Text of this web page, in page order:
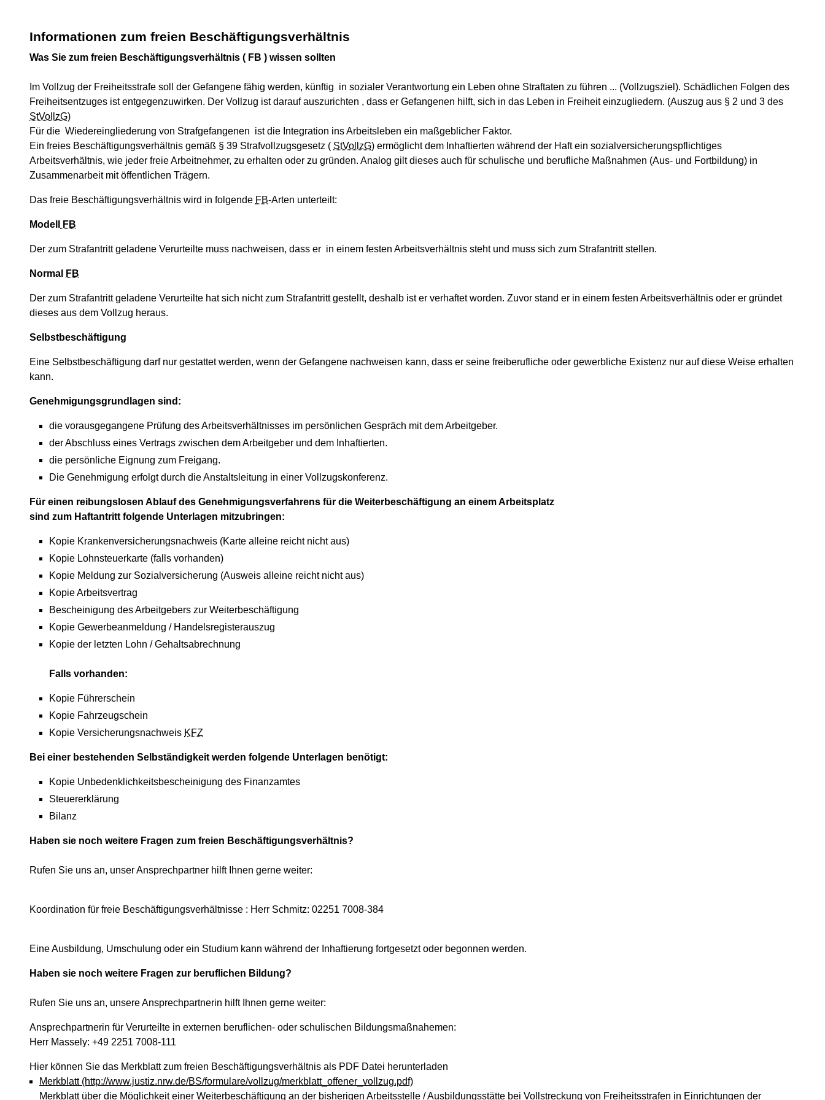
Informationen zum freien Beschäftigungsverhältnis
Was Sie zum freien Beschäftigungsverhältnis ( FB ) wissen sollten
Im Vollzug der Freiheitsstrafe soll der Gefangene fähig werden, künftig in sozialer Verantwortung ein Leben ohne Straftaten zu führen ... (Vollzugsziel). Schädlichen Folgen des
Freiheitsentzuges ist entgegenzuwirken. Der Vollzug ist darauf auszurichten , dass er Gefangenen hilft, sich in das Leben in Freiheit einzugliedern. (Auszug aus § 2 und 3 des
StVollzG)
Für die Wiedereingliederung von Strafgefangenen ist die Integration ins Arbeitsleben ein maßgeblicher Faktor.
Ein freies Beschäftigungsverhältnis gemäß § 39 Strafvollzugsgesetz ( StVollzG) ermöglicht dem Inhaftierten während der Haft ein sozialversicherungspflichtiges
Arbeitsverhältnis, wie jeder freie Arbeitnehmer, zu erhalten oder zu gründen. Analog gilt dieses auch für schulische und berufliche Maßnahmen (Aus- und Fortbildung) in
Zusammenarbeit mit öffentlichen Trägern.
Das freie Beschäftigungsverhältnis wird in folgende FB-Arten unterteilt:
Modell FB
Der zum Strafantritt geladene Verurteilte muss nachweisen, dass er in einem festen Arbeitsverhältnis steht und muss sich zum Strafantritt stellen.
Normal FB
Der zum Strafantritt geladene Verurteilte hat sich nicht zum Strafantritt gestellt, deshalb ist er verhaftet worden. Zuvor stand er in einem festen Arbeitsverhältnis oder er gründet
dieses aus dem Vollzug heraus.
Selbstbeschäftigung
Eine Selbstbeschäftigung darf nur gestattet werden, wenn der Gefangene nachweisen kann, dass er seine freiberufliche oder gewerbliche Existenz nur auf diese Weise erhalten
kann.
Genehmigungsgrundlagen sind:
die vorausgegangene Prüfung des Arbeitsverhältnisses im persönlichen Gespräch mit dem Arbeitgeber.
der Abschluss eines Vertrags zwischen dem Arbeitgeber und dem Inhaftierten.
die persönliche Eignung zum Freigang.
Die Genehmigung erfolgt durch die Anstaltsleitung in einer Vollzugskonferenz.
Für einen reibungslosen Ablauf des Genehmigungsverfahrens für die Weiterbeschäftigung an einem Arbeitsplatz
sind zum Haftantritt folgende Unterlagen mitzubringen:
Kopie Krankenversicherungsnachweis (Karte alleine reicht nicht aus)
Kopie Lohnsteuerkarte (falls vorhanden)
Kopie Meldung zur Sozialversicherung (Ausweis alleine reicht nicht aus)
Kopie Arbeitsvertrag
Bescheinigung des Arbeitgebers zur Weiterbeschäftigung
Kopie Gewerbeanmeldung / Handelsregisterauszug
Kopie der letzten Lohn / Gehaltsabrechnung
Falls vorhanden:
Kopie Führerschein
Kopie Fahrzeugschein
Kopie Versicherungsnachweis KFZ
Bei einer bestehenden Selbständigkeit werden folgende Unterlagen benötigt:
Kopie Unbedenklichkeitsbescheinigung des Finanzamtes
Steuererklärung
Bilanz
Haben sie noch weitere Fragen zum freien Beschäftigungsverhältnis?
Rufen Sie uns an, unser Ansprechpartner hilft Ihnen gerne weiter:
Koordination für freie Beschäftigungsverhältnisse : Herr Schmitz: 02251 7008-384
Eine Ausbildung, Umschulung oder ein Studium kann während der Inhaftierung fortgesetzt oder begonnen werden.
Haben sie noch weitere Fragen zur beruflichen Bildung?
Rufen Sie uns an, unsere Ansprechpartnerin hilft Ihnen gerne weiter:
Ansprechpartnerin für Verurteilte in externen beruflichen- oder schulischen Bildungsmaßnahemen:
Herr Massely: +49 2251 7008-111
Hier können Sie das Merkblatt zum freien Beschäftigungsverhältnis als PDF Datei herunterladen
Merkblatt (http://www.justiz.nrw.de/BS/formulare/vollzug/merkblatt_offener_vollzug.pdf)
Merkblatt über die Möglichkeit einer Weiterbeschäftigung an der bisherigen Arbeitsstelle / Ausbildungsstätte bei Vollstreckung von Freiheitsstrafen in Einrichtungen der